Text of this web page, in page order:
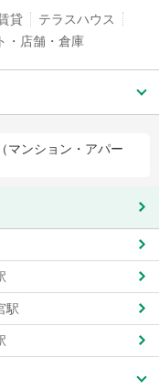
貸
テラスハウス
・店舗・倉庫
マンション・アパー
駅